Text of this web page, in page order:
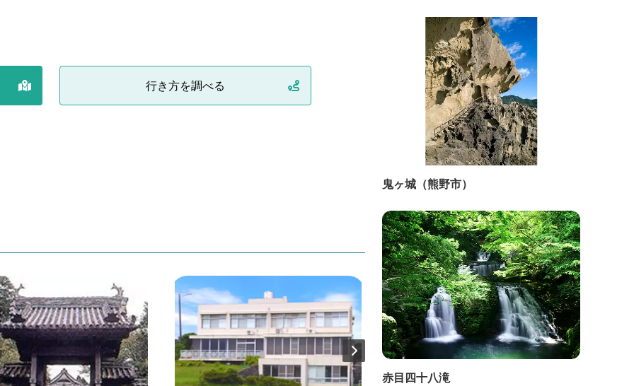
行き方を調べる
鬼ヶ城（熊野市）
赤目四十八滝